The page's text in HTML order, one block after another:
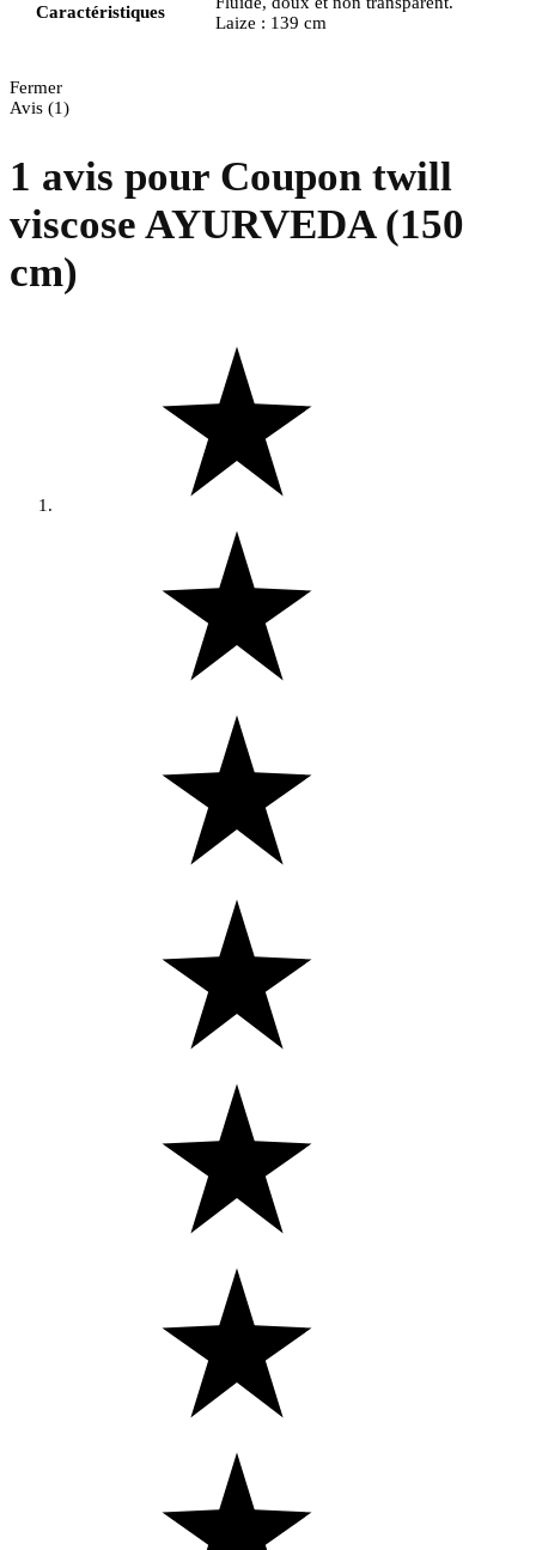
Caractéristiques
Laize : 139 cm
Fermer
Avis (1)
1 avis pour Coupon twill
viscose AYURVEDA (150
cm)